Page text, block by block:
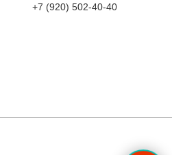
+7 (920) 502-40-40